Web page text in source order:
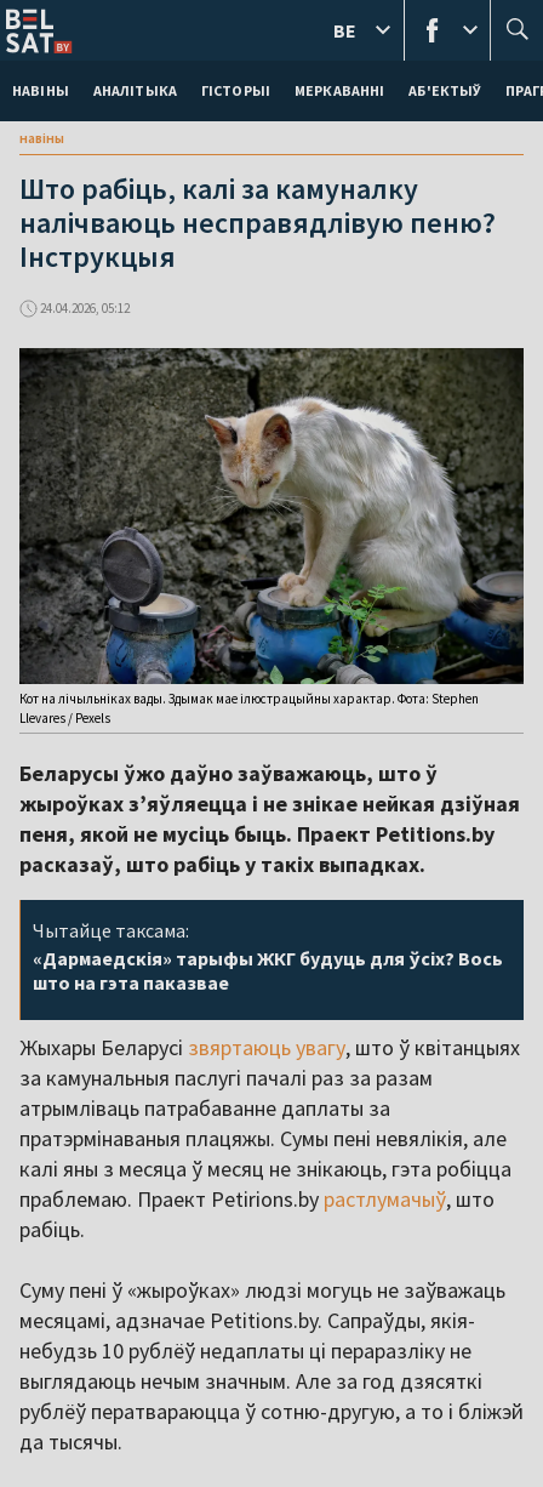
НАВІНЫ АНАЛІТЫКА ГІСТОРЫІ МЕРКАВАННI АБ'ЕКТЫЎ
BE
навіны
Што рабіць, калі за камуналку
налічваюць несправядлівую пеню?
Інструкцыя
24.04.2026, 05:12
Кот на лічыльніках вады. Здымак мае ілюстрацыйны характар. Фота: Stephen
Llevares / Pexels
Беларусы ўжо даўно заўважаюць, што ў
жыроўках з’яўляецца і не знікае нейкая дзіўная
пеня, якой не мусіць быць. Праект Petitions.by
расказаў, што рабіць у такіх выпадках.
Чытайце таксама:
«Дармаедскія» тарыфы ЖКГ будуць для ўсіх? Вось
што на гэта паказвае
Жыхары Беларусі звяртаюць увагу, што ў квітанцыях
за камунальныя паслугі пачалі раз за разам
атрымліваць патрабаванне даплаты за
пратэрмінаваныя плацяжы. Сумы пені невялікія, але
калі яны з месяца ў месяц не знікаюць, гэта робіцца
праблемаю. Праект Petirions.by растлумачыў, што
рабіць.
Суму пені ў «жыроўках» людзі могуць не заўважаць
месяцамі, адзначае Petitions.by. Сапраўды, якія-
небудзь 10 рублёў недаплаты ці пераразліку не
выглядаюць нечым значным. Але за год дзясяткі
рублёў ператвараюцца ў сотню-другую, а то і бліжэй
да тысячы.